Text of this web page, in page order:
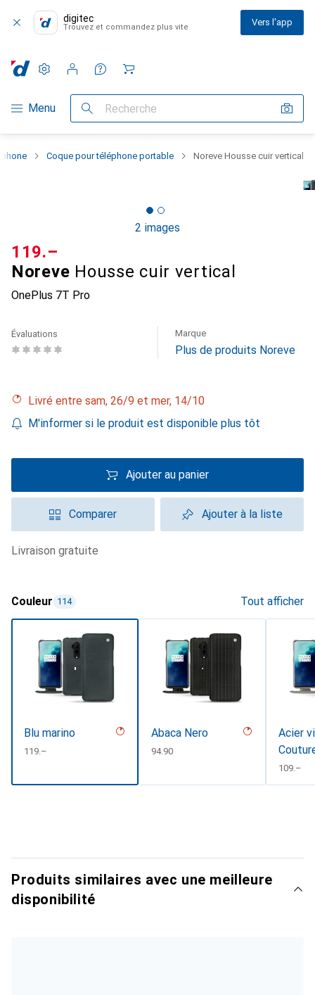
digitec
Trouvez et commandez plus vite Vers l'app
Navigation par catégorie
Menu Recherche
Paramètres
Compte client
Listes de comparaison
Listes d'envies
Panier
Coque pour téléphone portable Noreve Housse cuir vertical
2 images
Noreve Housse cuir vertical
OnePlus 7T Pro
CHF
119.–
Évaluations Marque
Plus de produits Noreve
Livré entre sam, 26/9 et mer, 14/10
M'informer si le produit est disponible plus tôt
Ajouter au panier
Comparer Ajouter à la liste
livraison gratuite
Couleur 114 Tout afficher
Blu marino
CHF
119.–
Abaca Nero
CHF
94.90
Acier
CHF
109.–
Produits similaires avec une meilleure
disponibilité